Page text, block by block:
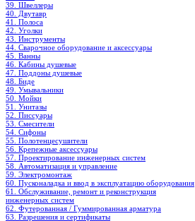
39. Швеллеры
40. Двутавр
41. Полоса
42. Уголки
43. Инструменты
44. Сварочное оборудование и аксессуары
45. Ванны
46. Кабины душевые
47. Поддоны душевые
48. Биде
49. Умывальники
50. Мойки
51. Унитазы
52. Писсуары
53. Смесители
54. Сифоны
55. Полотенцесушители
56. Крепежные аксессуары
57. Проектирование инженерных систем
58. Автоматизация и управление
59. Электромонтаж
60. Пусконаладка и ввод в эксплуатацию оборудования
61. Обслуживание, ремонт и реконструкция
инженерных систем
62. Футерованная / Гуммированная арматура
63. Разрешения и сертификаты